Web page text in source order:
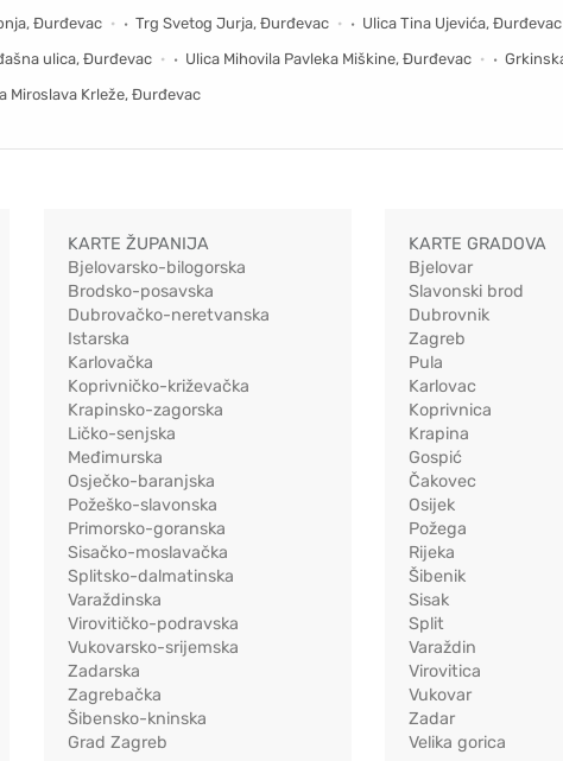
Đurđevac Trg Svetog Jurja, Đurđevac Ulica Tina Ujevića, Đurđevac
ulica, Đurđevac Ulica Mihovila Pavleka Miškine, Đurđevac
Miroslava Krleže, Đurđevac
KARTE ŽUPANIJA
Bjelovarsko-bilogorska
Brodsko-posavska
Dubrovačko-neretvanska
Istarska
Karlovačka
Koprivničko-križevačka
Krapinsko-zagorska
Ličko-senjska
Međimurska
Osječko-baranjska
Požeško-slavonska
Primorsko-goranska
Sisačko-moslavačka
Splitsko-dalmatinska
Varaždinska
Virovitičko-podravska
Vukovarsko-srijemska
Zadarska
Zagrebačka
Šibensko-kninska
Grad Zagreb
KARTE GRADOVA
Bjelovar
Slavonski brod
Dubrovnik
Zagreb
Pula
Karlovac
Koprivnica
Krapina
Gospić
Čakovec
Osijek
Požega
Rijeka
Šibenik
Sisak
Split
Varaždin
Virovitica
Vukovar
Zadar
Velika gorica